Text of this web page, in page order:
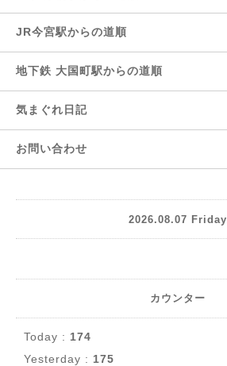
JR今宮駅からの道順
地下鉄 大国町駅からの道順
気まぐれ日記
お問い合わせ
2026.08.07 Friday
カウンター
Today : 174
Yesterday : 175